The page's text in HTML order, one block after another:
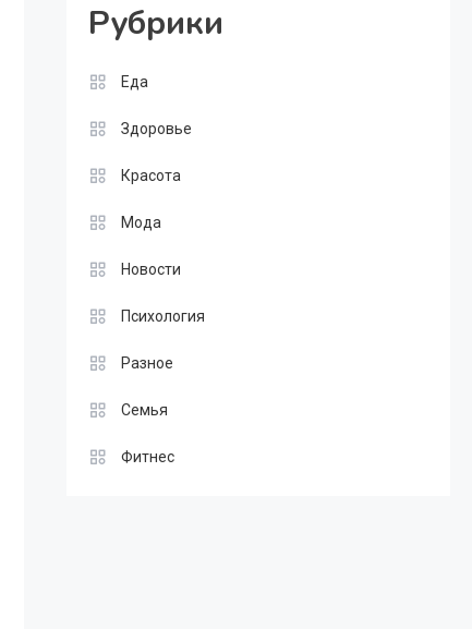
Рубрики
Еда
Здоровье
Красота
Мода
Новости
Психология
Разное
Семья
Фитнес